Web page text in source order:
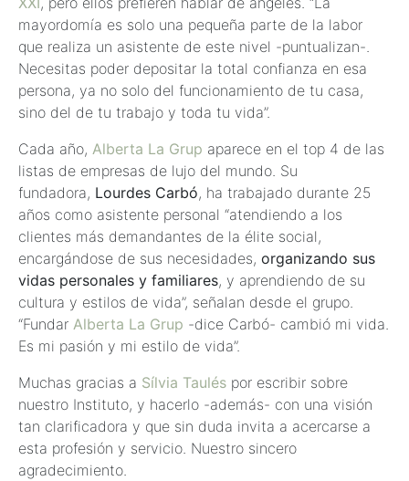
mayordomía es solo una pequeña parte de la labor
que realiza un asistente de este nivel -puntualizan-.
Necesitas poder depositar la total confianza en esa
persona, ya no solo del funcionamiento de tu casa,
sino del de tu trabajo y toda tu vida”.
Cada año, Alberta La Grup aparece en el top 4 de las
listas de empresas de lujo del mundo. Su
fundadora, Lourdes Carbó, ha trabajado durante 25
años como asistente personal “atendiendo a los
clientes más demandantes de la élite social,
encargándose de sus necesidades, organizando sus
vidas personales y familiares, y aprendiendo de su
cultura y estilos de vida”, señalan desde el grupo.
“Fundar Alberta La Grup -dice Carbó- cambió mi vida.
Es mi pasión y mi estilo de vida”.
Muchas gracias a Sílvia Taulés por escribir sobre
nuestro Instituto, y hacerlo -además- con una visión
tan clarificadora y que sin duda invita a acercarse a
esta profesión y servicio. Nuestro sincero
agradecimiento.